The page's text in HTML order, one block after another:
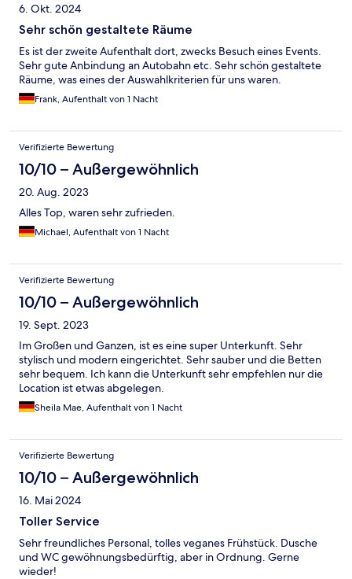
6. Okt. 2024
Sehr schön gestaltete Räume
Es ist der zweite Aufenthalt dort, zwecks Besuch eines Events.
Sehr gute Anbindung an Autobahn etc. Sehr schön gestaltete
Räume, was eines der Auswahlkriterien für uns waren.
Frank, Aufenthalt von 1 Nacht
Verifizierte Bewertung
10/10 – Außergewöhnlich
20. Aug. 2023
Alles Top, waren sehr zufrieden.
Michael, Aufenthalt von 1 Nacht
Verifizierte Bewertung
10/10 – Außergewöhnlich
19. Sept. 2023
Im Großen und Ganzen, ist es eine super Unterkunft. Sehr
stylisch und modern eingerichtet. Sehr sauber und die Betten
sehr bequem. Ich kann die Unterkunft sehr empfehlen nur die
Location ist etwas abgelegen.
Sheila Mae, Aufenthalt von 1 Nacht
Verifizierte Bewertung
10/10 – Außergewöhnlich
16. Mai 2024
Toller Service
Sehr freundliches Personal, tolles veganes Frühstück. Dusche
und WC gewöhnungsbedürftig, aber in Ordnung. Gerne
wieder!